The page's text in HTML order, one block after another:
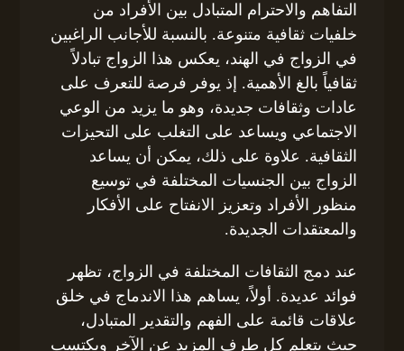
التفاهم والاحترام المتبادل بين الأفراد من
خلفيات ثقافية متنوعة. بالنسبة للأجانب الراغبين
في الزواج في الهند، يعكس هذا الزواج تبادلاً
ثقافياً بالغ الأهمية. إذ يوفر فرصة للتعرف على
عادات وثقافات جديدة، وهو ما يزيد من الوعي
الاجتماعي ويساعد على التغلب على التحيزات
الثقافية. علاوة على ذلك، يمكن أن يساعد
الزواج بين الجنسيات المختلفة في توسيع
منظور الأفراد وتعزيز الانفتاح على الأفكار
والمعتقدات الجديدة.
عند دمج الثقافات المختلفة في الزواج، تظهر
فوائد عديدة. أولاً، يساهم هذا الاندماج في خلق
علاقات قائمة على الفهم والتقدير المتبادل،
حيث يتعلم كل طرف المزيد عن الآخر ويكتسب